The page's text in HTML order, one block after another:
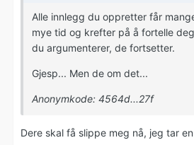
Alle innlegg du oppretter får
mye tid og krefter på å fortelle
du argumenterer, de fortsetter.
Gjesp... Men de om det...
Anonymkode: 4564d...27f
Dere skal få slippe meg nå, jeg tar